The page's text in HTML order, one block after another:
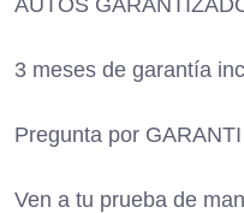
AUTOS
3 meses de garantía
Pregunta por
Ven a tu prueba de